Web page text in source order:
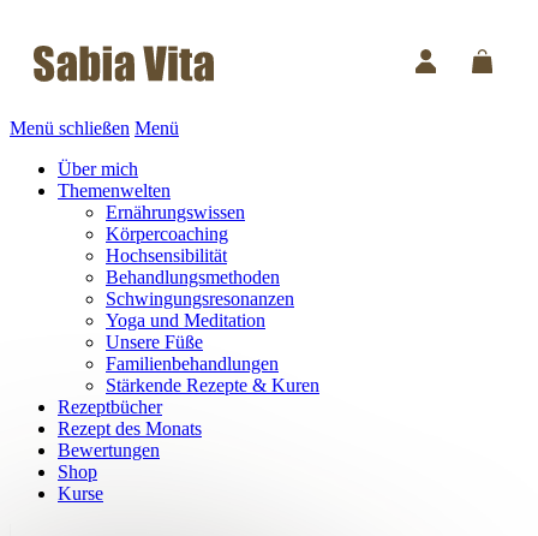
Menü schließen Menü
Über mich
Themenwelten
Ernährungswissen
Körpercoaching
Hochsensibilität
Behandlungsmethoden
Schwingungsresonanzen
Yoga und Meditation
Unsere Füße
Familienbehandlungen
Stärkende Rezepte & Kuren
Rezeptbücher
Rezept des Monats
Bewertungen
Shop
Kurse